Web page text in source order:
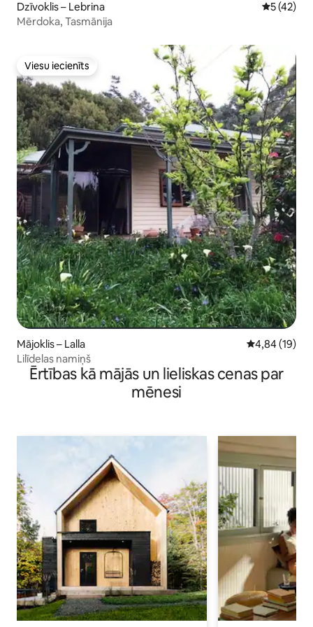
Dzīvoklis – Lebrina Vidējais
5 (42)
Mērdoka, Tasmānija
Viesu iecienīts
Viesu iecienīts
Mājoklis – Lalla Vidējais
4,84 (19)
Lilīdelas namiņš
Ērtības kā mājās un lieliskas cenas par
mēnesi